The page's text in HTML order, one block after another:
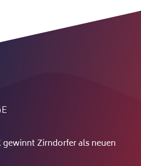
gewinnt Zirndorfer als neuen